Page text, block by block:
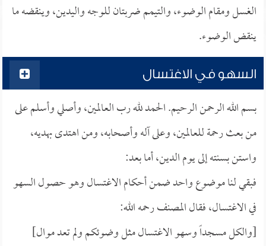
الغسل ومقام الوضوء، والتيمم ضربتان للوجه واليدين، وينقضه ما
ينقض الوضوء.
السهو في الاغتسال
بسم الله الرحمن الرحيم. الحمد لله رب العالمين، وأصلي وأسلم على
من بعث رحمة للعالمين، وعلى آله وأصحابه، ومن اهتدى بهديه،
واستن بسنته إلى يوم الدين، أما بعد:
فبقي لنا موضوع واحد ضمن أحكام الاغتسال وهو حصول السهو
في الاغتسال، فقال المصنف رحمه الله:
[والكل مسجداً وسهو الاغتسال مثل وضوئكم ولم تعد موال]